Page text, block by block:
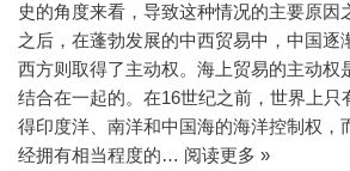
史的角度来看，导致这种情况的主要原因
之后，在蓬勃发展的中西贸易中，中国逐
西方则取得了主动权。海上贸易的主动权
结合在一起的。在16世纪之前，世界上只
得印度洋、南洋和中国海的海洋控制权，
经拥有相当程度的… 阅读更多 »